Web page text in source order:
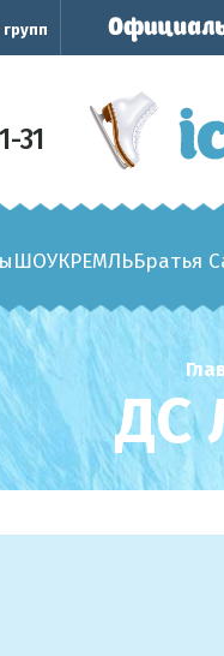
31
ШОУКРЕМЛЬБратья
ДС